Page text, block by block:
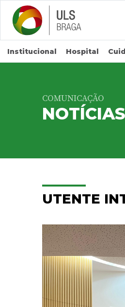
Saltar para conteúdo principal
Institucional Hospital
COMUNICAÇÃO
NOTÍCIAS
UTENTE